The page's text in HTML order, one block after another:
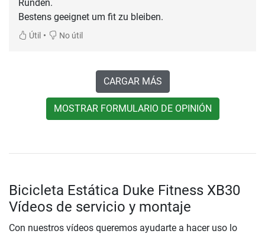
Runden.
Bestens geeignet um fit zu bleiben.
Útil • No útil
CARGAR MÁS
MOSTRAR FORMULARIO DE OPINIÓN
Bicicleta Estática Duke Fitness XB30
Vídeos de servicio y montaje
Con nuestros vídeos queremos ayudarte a hacer uso lo